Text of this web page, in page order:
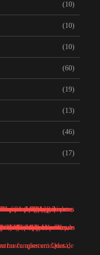
(10)
(10)
(10)
(60)
(19)
(13)
(46)
(17)